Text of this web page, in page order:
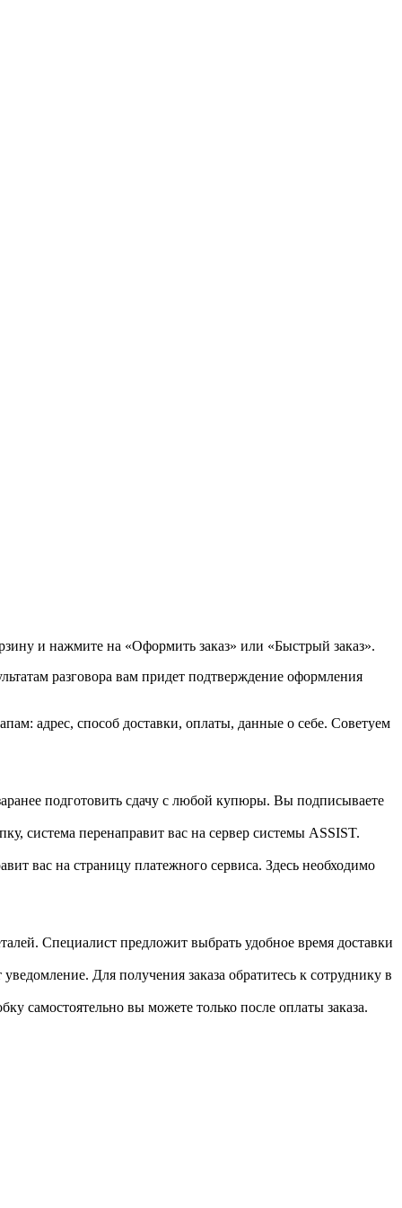
и нажмите на «Оформить заказ» или «Быстрый заказ».
разговора вам придет подтверждение оформления
адрес, способ доставки, оплаты, данные о себе. Советуем
подготовить сдачу с любой купюры. Вы подписываете
система перенаправит вас на сервер системы ASSIST.
вас на страницу платежного сервиса. Здесь необходимо
Специалист предложит выбрать удобное время доставки
Для получения заказа обратитесь к сотруднику в
самостоятельно вы можете только после оплаты заказа.